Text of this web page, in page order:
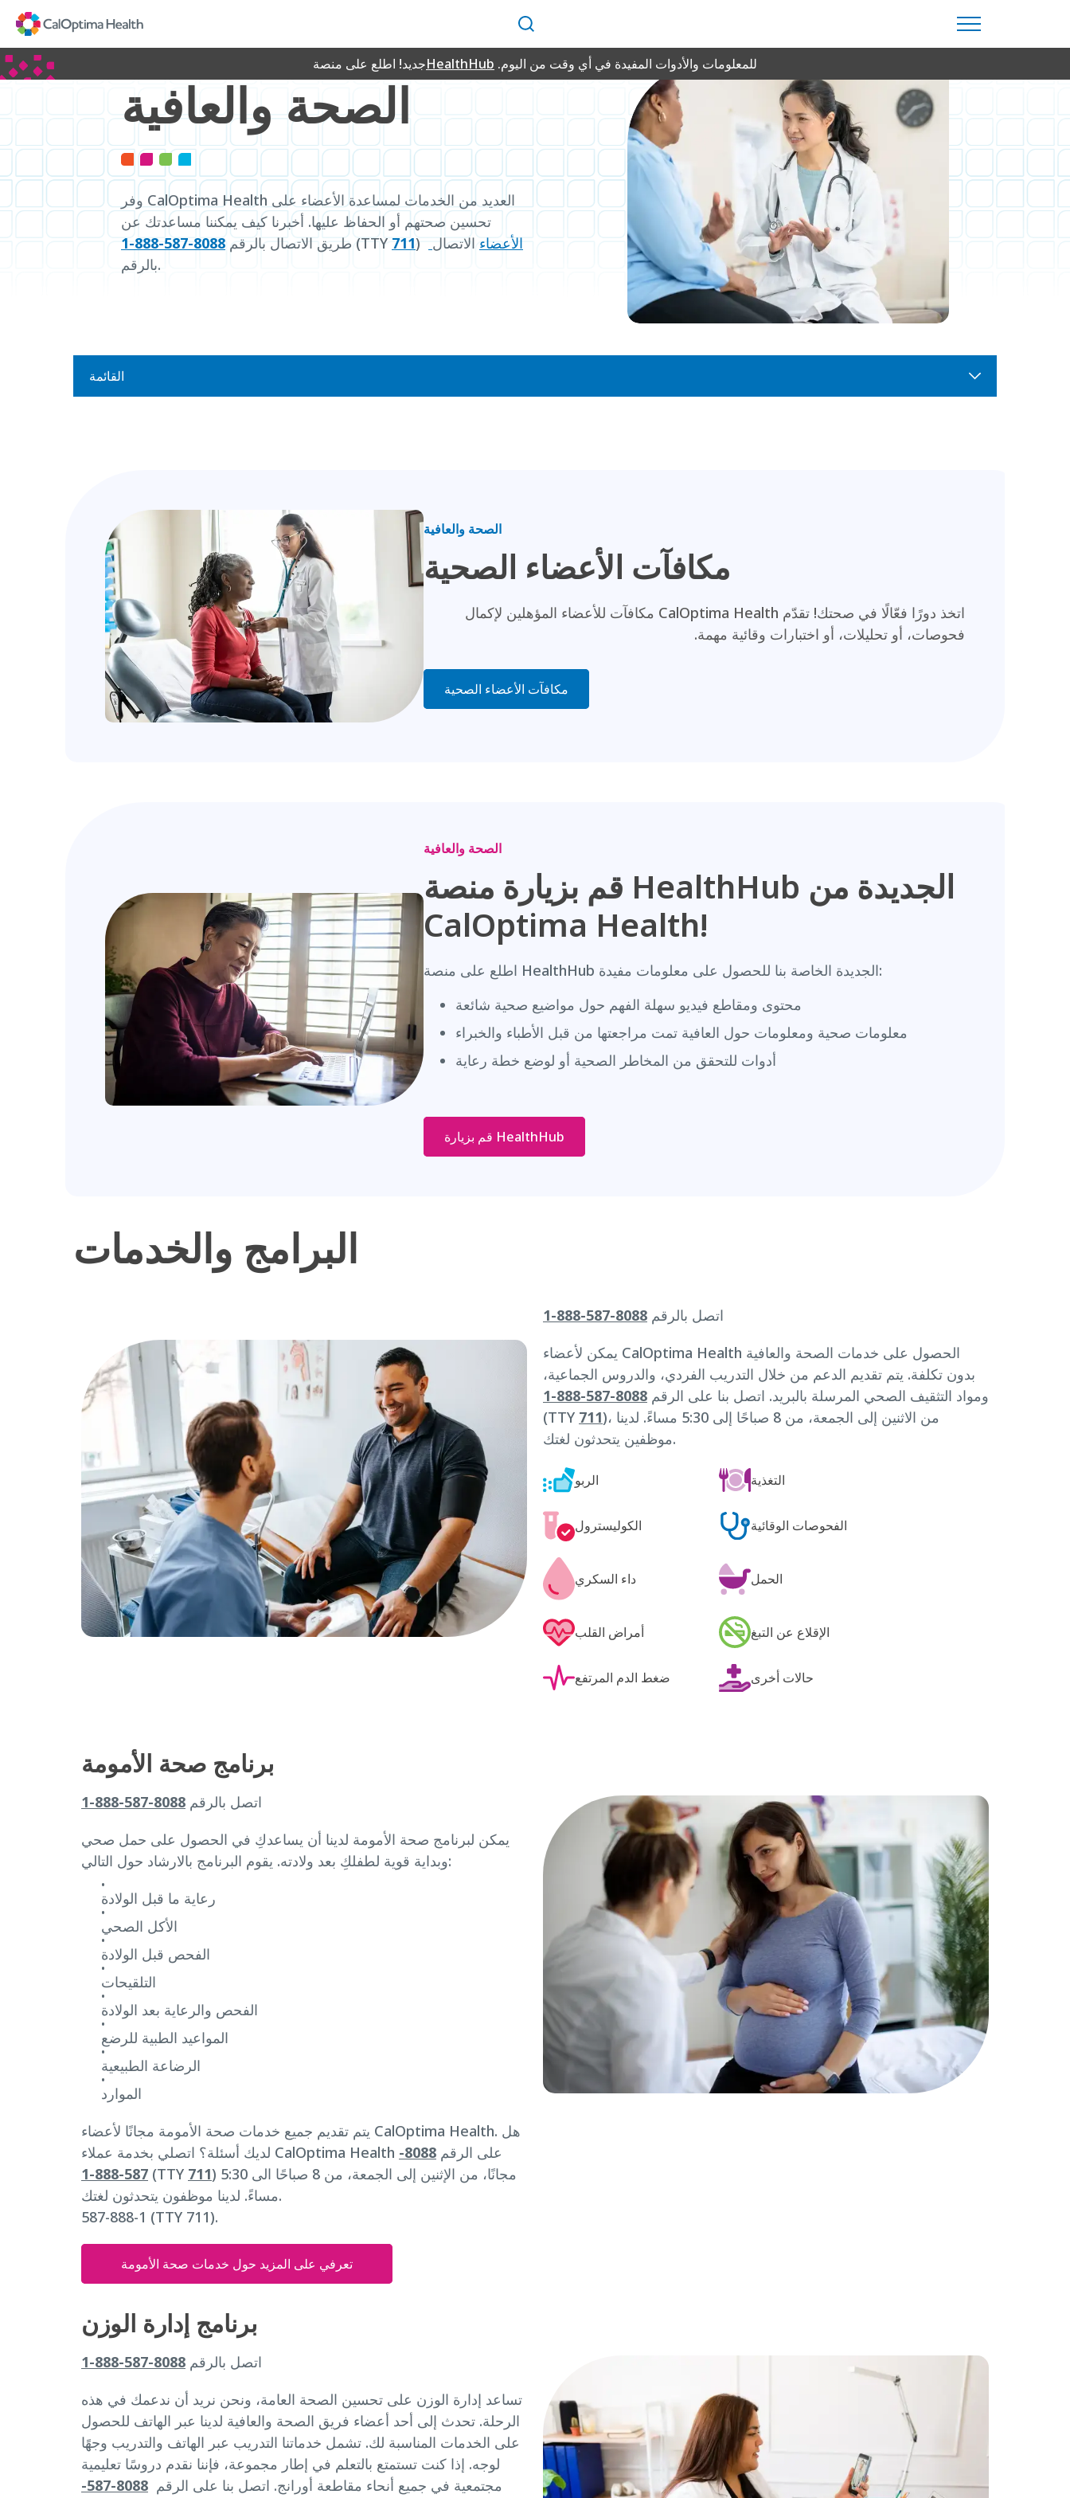
Content
بحث
جديد! اطلع على منصةHealthHub للمعلومات والأدوات المفيدة في أي وقت من اليوم.
الصحة والعافية
وفر CalOptima Health العديد من الخدمات لمساعدة الأعضاء على
تحسين صحتهم أو الحفاظ عليها. أخبرنا كيف يمكننا مساعدتك عن
طريق الاتصال بالرقم 8088-587-888-1 (TTY711) الأعضاء الاتصال
بالرقم.
القائمة
الصحة والعافية
مكافآت الأعضاء الصحية
اتخذ دورًا فعّالًا في صحتك! تقدّم CalOptima Health مكافآت للأعضاء المؤهلين لإكمال
فحوصات، أو تحليلات، أو اختبارات وقائية مهمة.
مكافآت الأعضاء الصحية
الصحة والعافية
قم بزيارة منصة HealthHub الجديدة من
CalOptima Health!
اطلع على منصة HealthHub الجديدة الخاصة بنا للحصول على معلومات مفيدة:
محتوى ومقاطع فيديو سهلة الفهم حول مواضيع صحية شائعة
معلومات صحية ومعلومات حول العافية تمت مراجعتها من قبل الأطباء والخبراء
أدوات للتحقق من المخاطر الصحية أو لوضع خطة رعاية
قم بزيارة HealthHub
البرامج والخدمات
اتصل بالرقم 8088-587-888-1
يمكن لأعضاء CalOptima Health الحصول على خدمات الصحة والعافية
بدون تكلفة. يتم تقديم الدعم من خلال التدريب الفردي، والدروس الجماعية،
ومواد التثقيف الصحي المرسلة بالبريد. اتصل بنا على الرقم 8088-587-888-1
(TTY 711)، من الاثنين إلى الجمعة، من 8 صباحًا إلى 5:30 مساءً. لدينا
موظفين يتحدثون لغتك.
الربو التغذية
الكوليسترول الفحوصات الوقائية
داء السكري الحمل
أمراض القلب الإقلاع عن التبغ
ضغط الدم المرتفع حالات أخرى
برنامج صحة الأمومة
اتصل بالرقم 8088-587-888-1
يمكن لبرنامج صحة الأمومة لدينا أن يساعدكِ في الحصول على حمل صحي
وبداية قوية لطفلكِ بعد ولادته. يقوم البرنامج بالارشاد حول التالي:
رعاية ما قبل الولادة
الأكل الصحي
الفحص قبل الولادة
التلقيحات
الفحص والرعاية بعد الولادة
المواعيد الطبية للرضع
الرضاعة الطبيعية
الموارد
يتم تقديم جميع خدمات صحة الأمومة مجانًا لأعضاء CalOptima Health. هل
لديك أسئلة؟ اتصلي بخدمة عملاء CalOptima Health على الرقم
8088-
587-888-1 (TTY 711) مجانًا، من الإثنين إلى الجمعة، من 8 صباحًا الى 5:30
مساءً. لدينا موظفون يتحدثون لغتك.
587-888-1 (TTY 711).
تعرفي على المزيد حول خدمات صحة الأمومة
برنامج إدارة الوزن
اتصل بالرقم 8088-587-888-1
تساعد إدارة الوزن على تحسين الصحة العامة، ونحن نريد أن ندعمك في هذه
الرحلة. تحدث إلى أحد أعضاء فريق الصحة والعافية لدينا عبر الهاتف للحصول
على الخدمات المناسبة لك. تشمل خدماتنا التدريب عبر الهاتف والتدريب وجهًا
لوجه. إذا كنت تستمتع بالتعلم في إطار مجموعة، فإننا نقدم دروسًا تعليمية
مجتمعية في جميع أنحاء مقاطعة أورانج. اتصل بنا على الرقم
8088-587-